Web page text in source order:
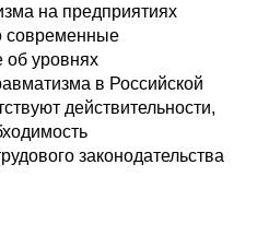
на предприятиях
современные
уровнях
в Российской
действительности,
законодательства